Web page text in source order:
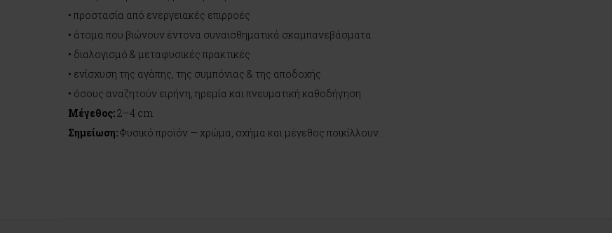
• προστασία από ενεργειακές επιρροές
• άτομα που βιώνουν έντονα συναισθηματικά σκαμπανεβάσματα
• διαλογισμό & μεταφυσικές πρακτικές
• ενίσχυση της αγάπης, της συμπόνιας & της αποδοχής
• όσους αναζητούν ειρήνη, ηρεμία και πνευματική καθοδήγηση
Μέγεθος:2–4 cm
Σημείωση:Φυσικό προϊόν — χρώμα, σχήμα και μέγεθος ποικίλλουν.